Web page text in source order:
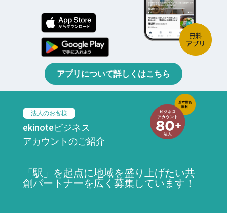
アプリについて詳しくはこちら
法人のお客様
ekinoteビジネス
アカウントのご紹介
「駅」を起点に地域を盛り上げたい共
創パートナーを広く募集しています！